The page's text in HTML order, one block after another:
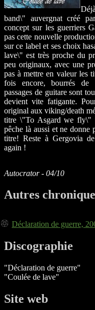
band\" auvergnat créé
concept sur les guerriers
pas cette nouvelle
sur ce label et ses choix
lave\" est très proche du
peu originaux, avec une
pas à mettre en valeur les
fois encore, bourrés de
passages de guitare sont
devient vite fatigante.
original aux viking/death
titre \"To Asgard we fly\"
pêche là aussi et ne
titre! Reste à Gergovia
again !
Autocrator - 04/10
Autres
Déclaration de guerre,
Discographie
"Déclaration de guerre"
"Coulée de lave"
Site web